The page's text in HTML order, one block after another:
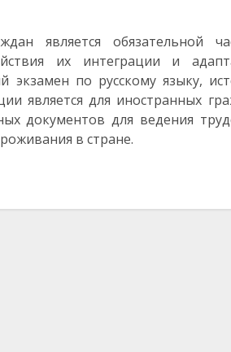
является обязательной
их интеграции и
экзамен по русскому языку,
является для иностранных
документов для ведения
в стране.